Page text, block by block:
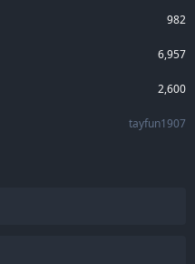
982
6,957
2,600
tayfun1907